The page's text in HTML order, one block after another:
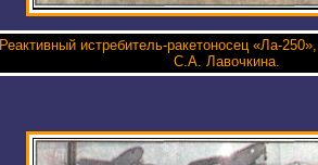
Реактивный истребитель-ракетоносец «Ла-
С.А. Лавочкина.